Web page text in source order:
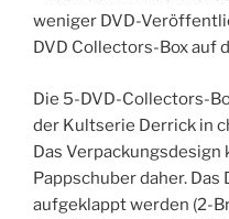
weniger DVD-
DVD Collectors-Box auf
Die 5-DVD-Collectors-
der Kultserie Derrick in
Das
Pappschuber daher. Das
aufgeklappt werden (2-